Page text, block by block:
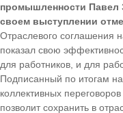
промышленности Павел
своем выступлении
Отраслевого соглашения
показал свою
для работников, и для
Подписанный по итогам
коллективных
позволит сохранить в